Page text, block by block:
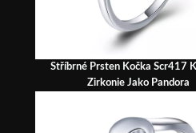
Stříbrné Prsten Kočka Scr417
Zirkonie Jako Pandora